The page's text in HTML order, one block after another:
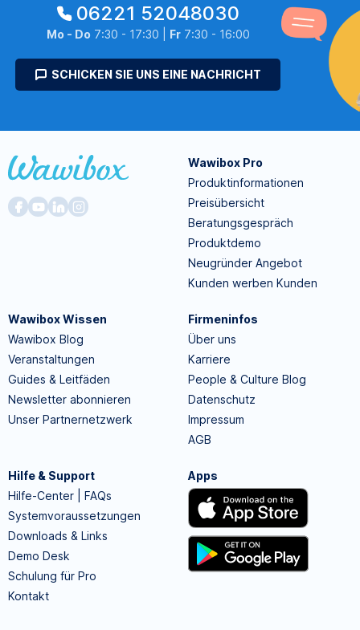
06221 52048030
Mo - Do 7:30 - 17:30 | Fr7:30 - 16:00
SCHICKEN SIE UNS EINE NACHRICHT
Wawibox Pro
Produktinformationen
Preisübersicht
Beratungsgespräch
Produktdemo
Neugründer Angebot
Kunden werben Kunden
Wawibox Wissen
Wawibox Blog
Veranstaltungen
Guides & Leitfäden
Newsletter abonnieren
Unser Partnernetzwerk
Firmeninfos
Über uns
Karriere
People & Culture Blog
Datenschutz
Impressum
AGB
Hilfe & Support
Hilfe-Center | FAQs
Systemvoraussetzungen
Downloads & Links
Demo Desk
Schulung für Pro
Kontakt
Apps